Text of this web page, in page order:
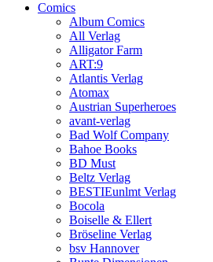
Comics
Album Comics
All Verlag
Alligator Farm
ART:9
Atlantis Verlag
Atomax
Austrian Superheroes
avant-verlag
Bad Wolf Company
Bahoe Books
BD Must
Beltz Verlag
BESTIEunlmt Verlag
Bocola
Boiselle & Ellert
Bröseline Verlag
bsv Hannover